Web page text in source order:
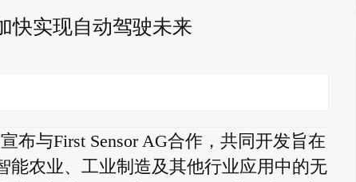
实现自动驾驶未来
布与First Sensor AG合作，共同开发旨在
能农业、工业制造及其他行业应用中的无